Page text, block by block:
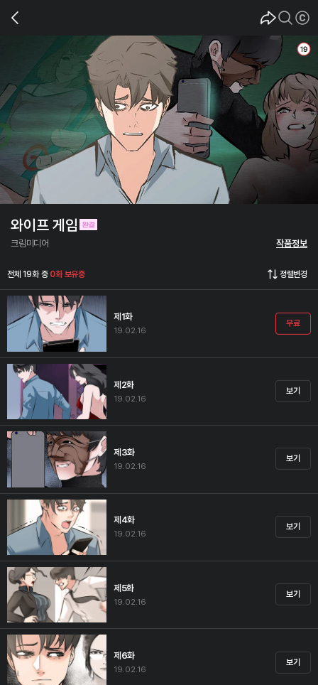
와이프 게임
크림미디어 작품정보
전체 19화 중 0화 보유중 정렬변경
제1화
19.02.16
무료
제2화
19.02.16
보기
제3화
19.02.16
보기
제4화
19.02.16
보기
제5화
19.02.16
보기
제6화
19.02.16
보기